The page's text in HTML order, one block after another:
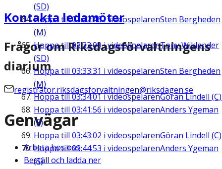
(SD)
Hoppa till03:32:46i videospelarenSten Bergheden
(M)
Hoppa till03:33:09i videospelarenTony Wiklander
(SD)
Hoppa till 03:33:31 i videospelarenSten Bergheden
(M)
Hoppa till03:34:01i videospelarenGöran Lindell (C)
Hoppa till 03:41:56 i videospelarenAnders Ygeman
(S)
Hoppa till 03:43:02 i videospelarenGöran Lindell (C)
Hoppa till03:44:53 i videospelarenAnders Ygeman
(S)
Kontakta ledamöter
Frågor om Riksdagsförvaltningens
diarium
registrator.riksdagsforvaltningen@riksdagen.se
Genvägar
Arbeta hos oss
Beställ och ladda ner